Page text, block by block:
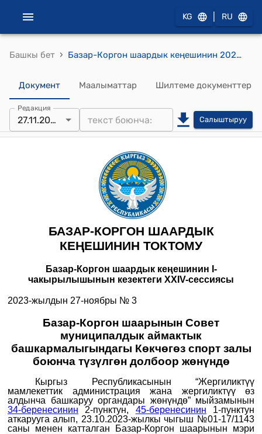
KG RU
Башкы бет › Базар-Коргон шаардык кеңешинин 2023-жылдын 27-ноябрындагы № 3 "Базар-Коргон шаарынын Совет муниципалдык аймактык башкармалыгындагы Көкчөгөз спорт залы боюнча түзүлгөн долбоор жөнүндө" токтому
Документ Маалыматтар Шилтеме документтер
Редакция
27.11.2023 Салыштыруу